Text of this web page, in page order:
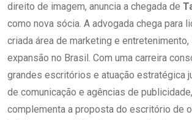
direito de imagem, anuncia a chegada de
como nova sócia. A advogada chega para
criada área de marketing e
expansão no Brasil. Com uma carreira
grandes escritórios e atuação estratégica
de comunicação e agências de
complementa a proposta do escritório de